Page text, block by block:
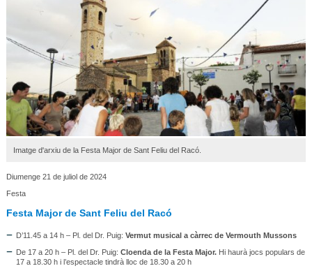
Imatge d'arxiu de la Festa Major de Sant Feliu del Racó.
Diumenge 21 de juliol de 2024
Festa
Festa Major de Sant Feliu del Racó
D’11.45 a 14 h – Pl. del Dr. Puig: Vermut musical a càrrec de Vermouth Mussons
De 17 a 20 h – Pl. del Dr. Puig: Cloenda de la Festa Major. Hi haurà jocs populars de
17 a 18.30 h i l’espectacle tindrà lloc de 18.30 a 20 h